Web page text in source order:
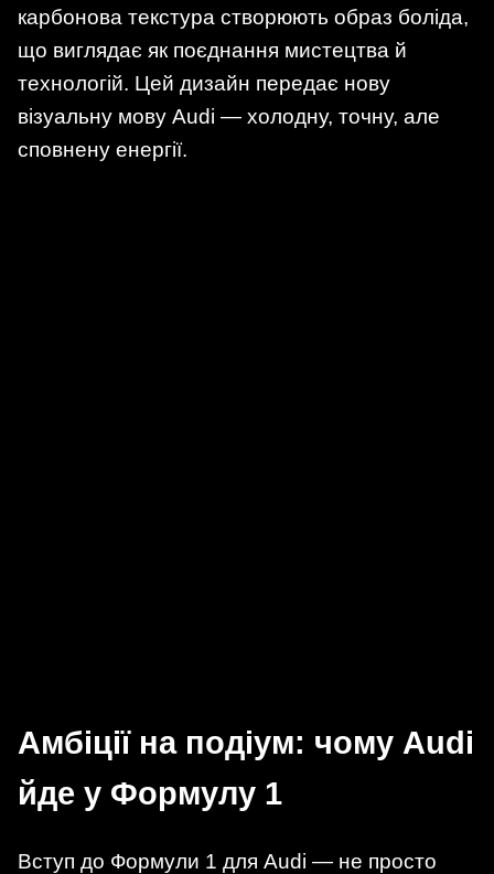
карбонова текстура створюють образ боліда,
що виглядає як поєднання мистецтва й
технологій. Цей дизайн передає нову
візуальну мову Audi — холодну, точну, але
сповнену енергії.
Амбіції на подіум: чому Audi
йде у Формулу 1
Вступ до Формули 1 для Audi — не просто